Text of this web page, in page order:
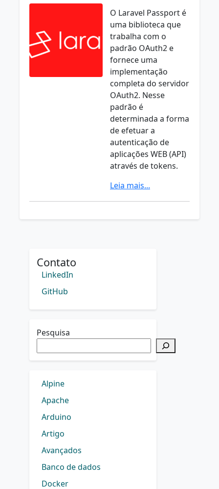
O Laravel Passport é
uma biblioteca que
trabalha com o
padrão OAuth2 e
fornece uma
implementação
completa do servidor
OAuth2. Nesse
padrão é
determinada a forma
de efetuar a
autenticação de
aplicações WEB (API)
através de tokens.
Leia mais...
Contato
LinkedIn
GitHub
Pesquisa
Alpine
Apache
Arduino
Artigo
Avançados
Banco de dados
Docker